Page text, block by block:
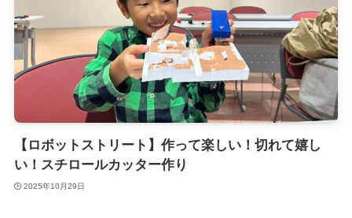
【ロボットストリート】作って楽しい！切れて嬉し
い！スチロールカッター作り
2025年10月29日